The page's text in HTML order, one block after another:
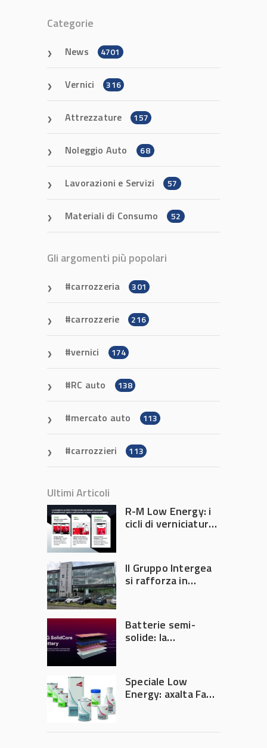
Categorie
News 4701
Vernici 316
Attrezzature 157
Noleggio Auto 68
Lavorazioni e Servizi 57
Materiali di Consumo 52
Gli argomenti più popolari
carrozzeria 301
carrozzerie 216
vernici 174
RC auto 138
mercato auto 113
carrozzieri 113
Ultimi Articoli
R-M Low Energy: i
cicli di verniciatura
tempi e costi in
carrozzeria
Il Gruppo Intergea
si rafforza in
Batterie semi-
solide: la
accelerare la
rivoluzione
dell’auto elettrica
Speciale Low
Energy: axalta Fast
riduce consumi